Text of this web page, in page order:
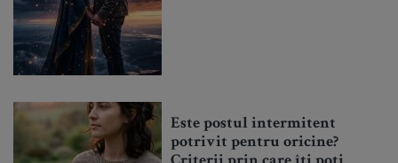
Este postul intermitent
potrivit pentru oricine?